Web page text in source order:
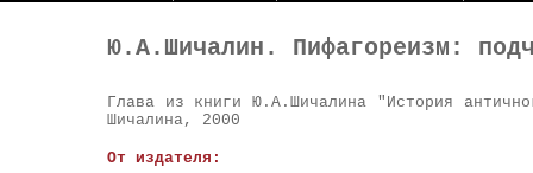
Ю.А.Шичалин. Пифагореизм:
Глава из книги Ю.А.Шичалина "История
Шичалина, 2000
От издателя: